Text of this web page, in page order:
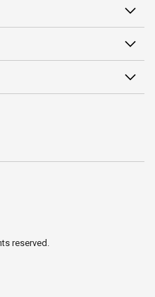
reserved.